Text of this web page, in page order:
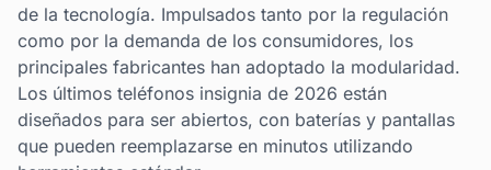
de la tecnología. Impulsados tanto por la regulación
como por la demanda de los consumidores, los
principales fabricantes han adoptado la modularidad.
Los últimos teléfonos insignia de 2026 están
diseñados para ser abiertos, con baterías y pantallas
que pueden reemplazarse en minutos utilizando